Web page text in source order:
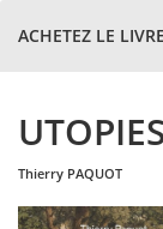
ACHETEZ LE LIVRE
thierry PAQUOT